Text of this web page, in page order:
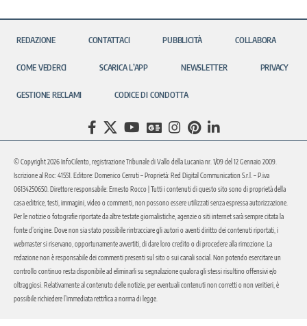
REDAZIONE CONTATTACI PUBBLICITÀ COLLABORA
COME VEDERCI SCARICA L’APP NEWSLETTER PRIVACY
GESTIONE RECLAMI CODICE DI CONDOTTA
© Copyright 2026 InfoCilento, registrazione Tribunale di Vallo della Lucania nr. 1/09 del 12 Gennaio 2009.
Iscrizione al Roc: 41551. Editore: Domenico Cerruti – Proprietà: Red Digital Communication S.r.l. – P.iva
06134250650. Direttore responsabile: Ernesto Rocco | Tutti i contenuti di questo sito sono di proprietà della
casa editrice, testi, immagini, video o commenti, non possono essere utilizzati senza espressa autorizzazione.
Per le notizie o fotografie riportate da altre testate giornalistiche, agenzie o siti internet sarà sempre citata la
fonte d’origine. Dove non sia stato possibile rintracciare gli autori o aventi diritto dei contenuti riportati, i
webmaster si riservano, opportunamente avvertiti, di dare loro credito o di procedere alla rimozione. La
redazione non è responsabile dei commenti presenti sul sito o sui canali social. Non potendo esercitare un
controllo continuo resta disponibile ad eliminarli su segnalazione qualora gli stessi risultino offensivi e/o
oltraggiosi. Relativamente al contenuto delle notizie, per eventuali contenuti non corretti o non veritieri, è
possibile richiedere l’immediata rettifica a norma di legge.